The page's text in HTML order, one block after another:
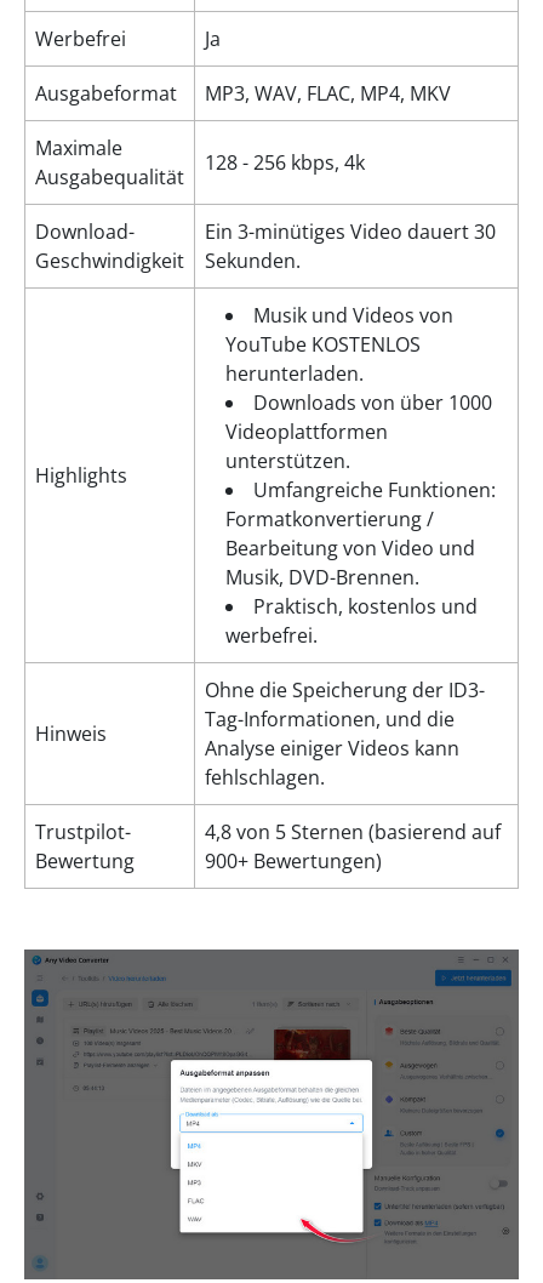
Werbefrei Ja
Ausgabeformat MP3, WAV, FLAC, MP4, MKV
Maximale
Ausgabequalität
128 - 256 kbps, 4k
Download-
Geschwindigkeit
Ein 3-minütiges Video dauert 30
Sekunden.
Highlights
Musik und Videos von
YouTube KOSTENLOS
herunterladen.
Downloads von über 1000
Videoplattformen
unterstützen.
Umfangreiche Funktionen:
Formatkonvertierung /
Bearbeitung von Video und
Musik, DVD-Brennen.
Praktisch, kostenlos und
werbefrei.
Hinweis
Ohne die Speicherung der ID3-
Tag-Informationen, und die
Analyse einiger Videos kann
fehlschlagen.
Trustpilot-
Bewertung
4,8 von 5 Sternen (basierend auf
900+ Bewertungen)